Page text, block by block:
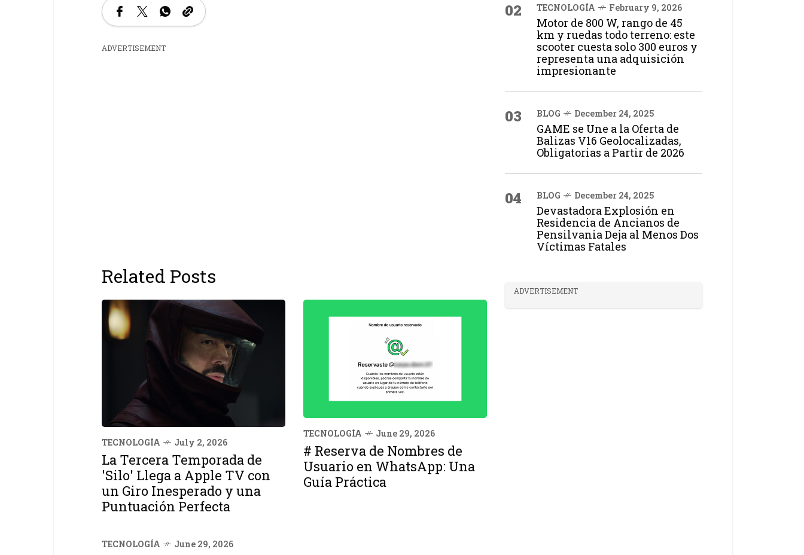
ADVERTISEMENT
Related Posts
TECNOLOGÍA July 2, 2026
La Tercera Temporada de
'Silo' Llega a Apple TV con
un Giro Inesperado y una
Puntuación Perfecta
TECNOLOGÍA June 29, 2026
# Reserva de Nombres de
Usuario en WhatsApp: Una
Guía Práctica
TECNOLOGÍA June 29, 2026
02 TECNOLOGÍA February 9, 2026
Motor de 800 W, rango de 45
km y ruedas todo terreno: este
scooter cuesta solo 300 euros y
representa una adquisición
impresionante
03 BLOG December 24, 2025
GAME se Une a la Oferta de
Balizas V16 Geolocalizadas,
Obligatorias a Partir de 2026
04 BLOG December 24, 2025
Devastadora Explosión en
Residencia de Ancianos de
Pensilvania Deja al Menos Dos
Víctimas Fatales
ADVERTISEMENT